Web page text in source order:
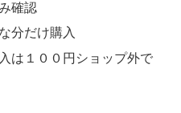
確認
分だけ購入
は１００円ショップ外で